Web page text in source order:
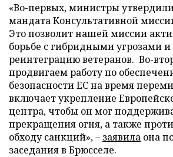
«Во-первых, министры
мандата Консультативной
Это позволит нашей миссии
борьбе с гибридными угрозами
реинтеграцию ветеранов. Во-
продвигаем работу по
безопасности ЕС на время
включает укрепление
центра, чтобы он мог
прекращения огня, а также
обходу санкций», – заявила она
заседания в Брюсселе.